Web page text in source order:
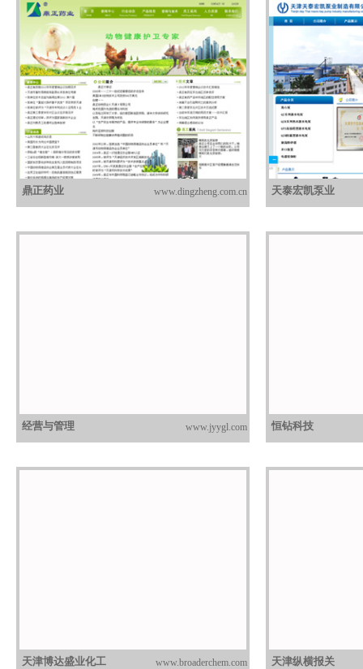
鼎正药业 www.dingzheng.com.cn 天泰宏凯泵业
经营与管理 www.jyygl.com 恒钻科技
天津博达盛业化工 www.broaderchem.com 天津纵横报关